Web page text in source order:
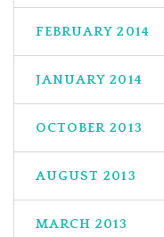
FEBRUARY 2014
JANUARY 2014
OCTOBER 2013
AUGUST 2013
MARCH 2013